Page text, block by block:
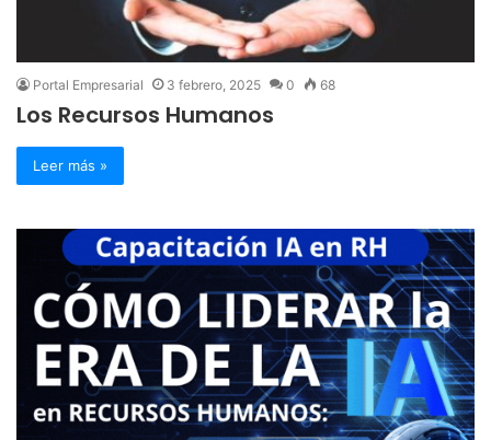
Portal Empresarial 3 febrero, 2025 0 68
Los Recursos Humanos
Leer más »